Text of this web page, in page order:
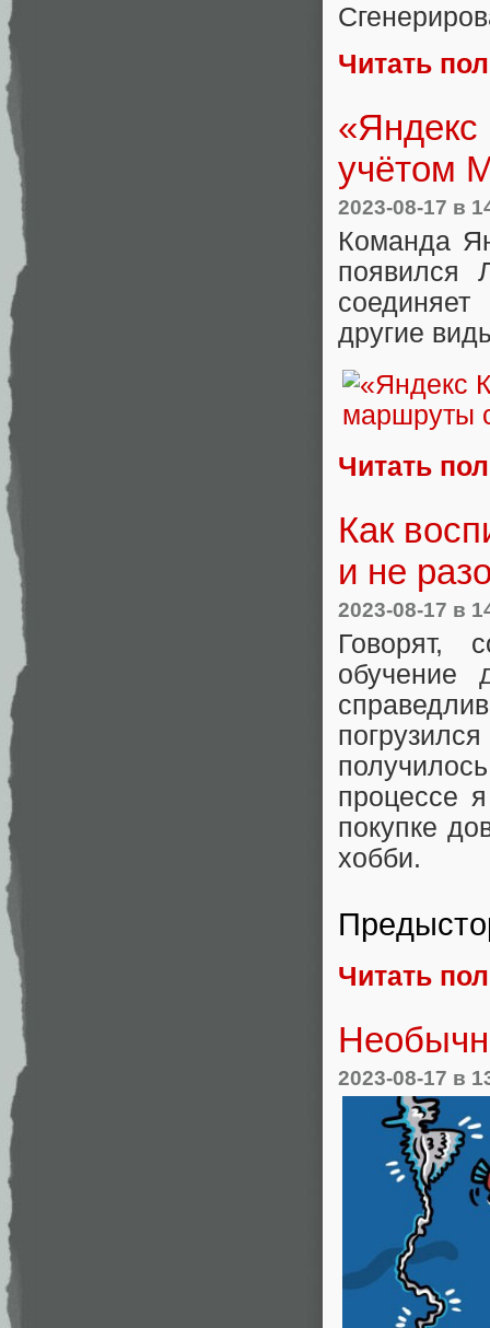
Читать
«Яндекс
учётом
2023-08-17 в
Команда
появился
другие
Читать
Как
и не
2023-08-17 в
Говорят,
обучение
процессе
покупке
хобби.
Читать
2023-08-17 в